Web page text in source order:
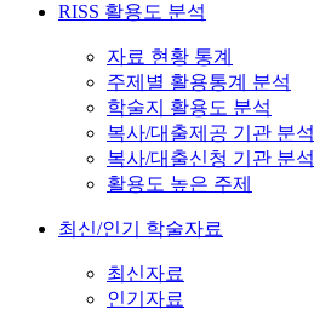
RISS 활용도 분석
자료 현황 통계
주제별 활용통계 분석
학술지 활용도 분석
복사/대출제공 기관 분석
복사/대출신청 기관 분석
활용도 높은 주제
최신/인기 학술자료
최신자료
인기자료